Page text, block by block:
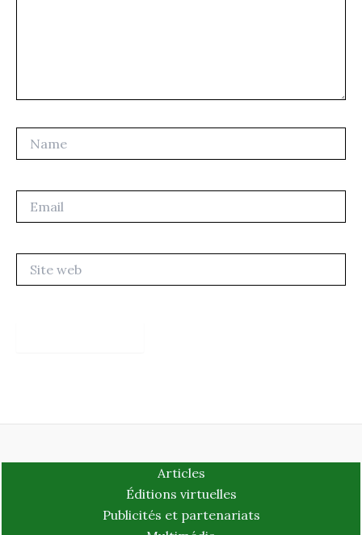
web
Articles
Éditions virtuelles
Publicités et partenariats